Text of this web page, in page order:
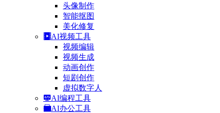
头像制作
智能抠图
美化修复
AI视频工具
视频编辑
视频生成
动画创作
短剧创作
虚拟数字人
AI编程工具
AI办公工具